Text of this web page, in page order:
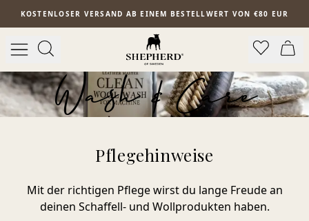
Zum Hauptinhalt springen
KOSTENLOSER VERSAND AB EINEM BESTELLWERT VON €80 EUR
Wash & Care
Pflegehinweise
Mit der richtigen Pflege wirst du lange Freude an
deinen Schaffell- und Wollprodukten haben.